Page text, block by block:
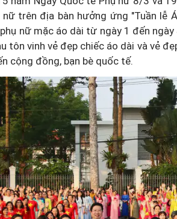
nữ trên địa bàn hưởng ứng "Tuần lễ
phụ nữ mặc áo dài từ ngày 1 đến
tôn vinh vẻ đẹp chiếc áo dài và vẻ
cộng đồng, bạn bè quốc tế.